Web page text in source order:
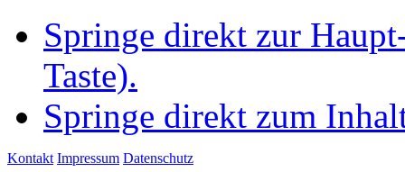
Springe direkt zur
Taste).
Springe direkt zum
Kontakt Impressum Datenschutz